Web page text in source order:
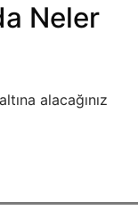
Neler
alacağınız